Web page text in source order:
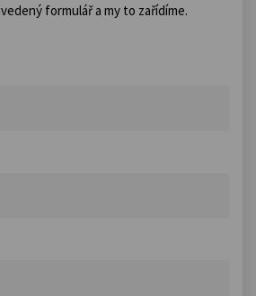
formulář a my to zařídíme.